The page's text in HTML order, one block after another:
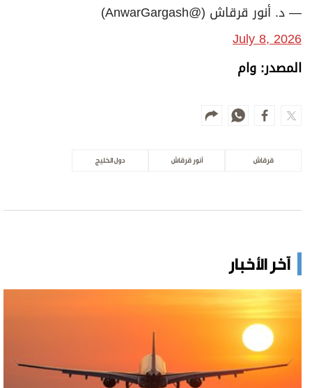
— د. أنور قرقاش (@AnwarGargash)
July 8, 2026
المصدر: وام
قرقاش أنور قرقاش دول الخليج
آخر الأخبار